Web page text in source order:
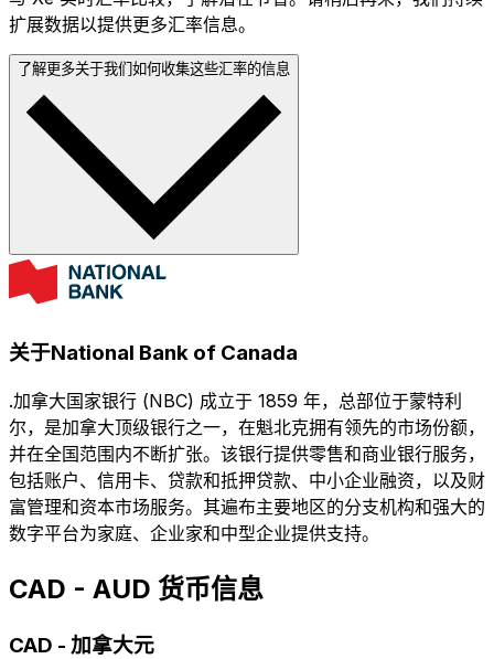
扩展数据以提供更多汇率信息。
了解更多关于我们如何收集这些汇率的信息
关于National Bank of Canada
.加拿大国家银行 (NBC) 成立于 1859 年，总部位于蒙特利
尔，是加拿大顶级银行之一，在魁北克拥有领先的市场份额，
并在全国范围内不断扩张。该银行提供零售和商业银行服务，
包括账户、信用卡、贷款和抵押贷款、中小企业融资，以及财
富管理和资本市场服务。其遍布主要地区的分支机构和强大的
数字平台为家庭、企业家和中型企业提供支持。
CAD - AUD 货币信息
CAD - 加拿大元